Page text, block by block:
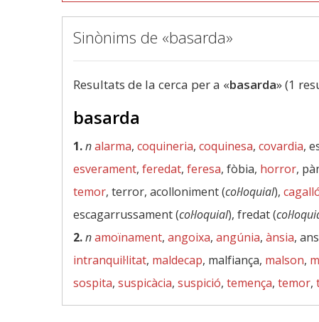
Sinònims de «basarda»
Resultats de la cerca per a «basarda» (1
basarda
1.nalarma, coquineria, coquinesa, covardia,
esverament, feredat, feresa, fòbia, horror,
temor, terror, acolloniment (col·loquial),
escagarrussament (col·loquial), fredat (
2.namoïnament, angoixa, angúnia, ànsia,
intranquil·litat, maldecap, malfiança, malson,
sospita, suspicàcia, suspició, temença, temor,